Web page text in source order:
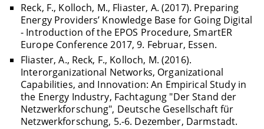
Reck, F., Kolloch, M., Fliaster, A. (2017). Preparing
Energy Providers’ Knowledge Base for Going Digital
- Introduction of the EPOS Procedure, SmartER
Europe Conference 2017, 9. Februar, Essen.
Fliaster, A., Reck, F., Kolloch, M. (2016).
Interorganizational Networks, Organizational
Capabilities, and Innovation: An Empirical Study in
the Energy Industry, Fachtagung "Der Stand der
Netzwerkforschung", Deutsche Gesellschaft für
Netzwerkforschung, 5.-6. Dezember, Darmstadt.